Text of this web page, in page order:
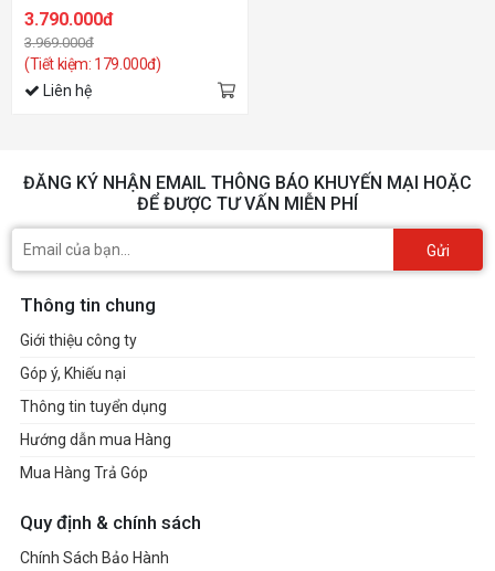
3.790.000đ
3.969.000đ
(Tiết kiệm: 179.000đ)
Liên hệ
ĐĂNG KÝ NHẬN EMAIL THÔNG BÁO KHUYẾN MẠI HOẶC
ĐỂ ĐƯỢC TƯ VẤN MIỄN PHÍ
Gửi
Thông tin chung
Giới thiệu công ty
Góp ý, Khiếu nại
Thông tin tuyển dụng
Hướng dẫn mua Hàng
Mua Hàng Trả Góp
Quy định & chính sách
Chính Sách Bảo Hành